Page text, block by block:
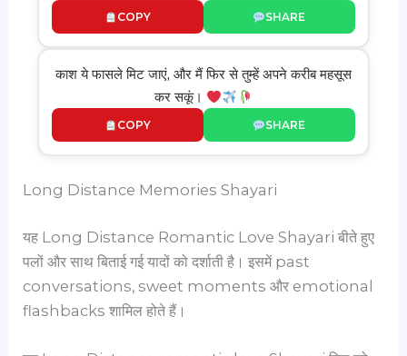
COPY SHARE
काश ये फासले मिट जाएं, और मैं फिर से तुम्हें अपने करीब महसूस
कर सकूं।
COPY SHARE
Long Distance Memories Shayari
यह Long Distance Romantic Love Shayari बीते हुए
पलों और साथ बिताई गई यादों को दर्शाती है। इसमें past
conversations, sweet moments और emotional
flashbacks शामिल होते हैं।